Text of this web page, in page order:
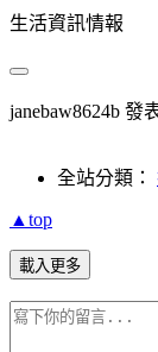
生活資訊情報
janebaw8624b 發
全站分類：
▲top
載入更多